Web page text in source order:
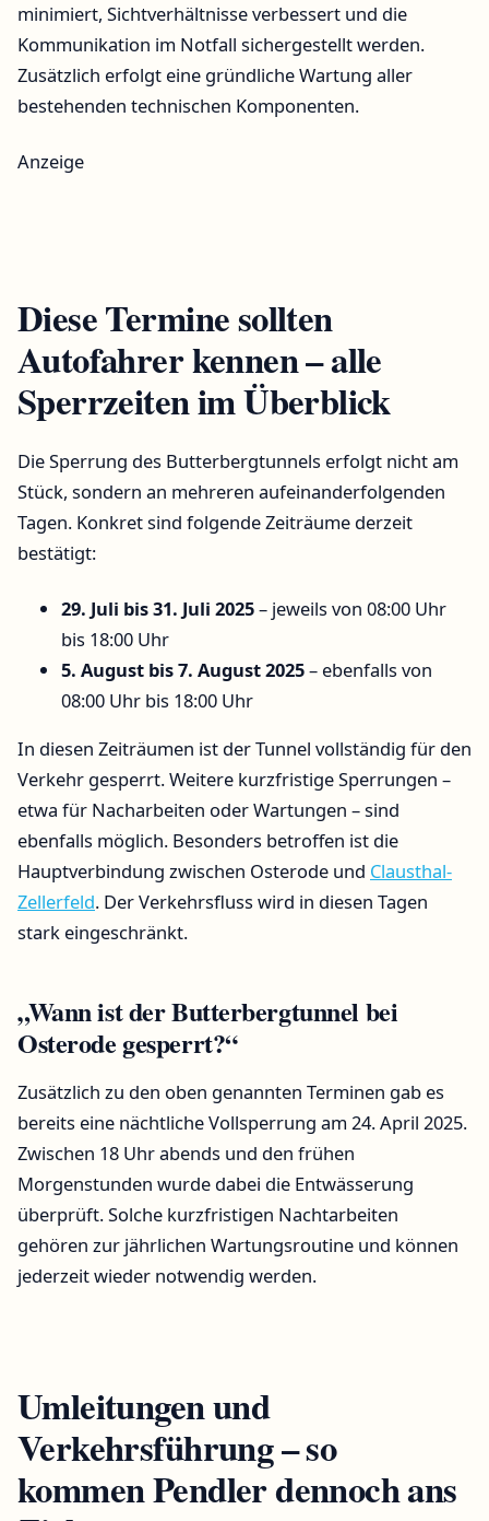
minimiert, Sichtverhältnisse verbessert und die
Kommunikation im Notfall sichergestellt werden.
Zusätzlich erfolgt eine gründliche Wartung aller
bestehenden technischen Komponenten.
Anzeige
Diese Termine sollten
Autofahrer kennen – alle
Sperrzeiten im Überblick
Die Sperrung des Butterbergtunnels erfolgt nicht am
Stück, sondern an mehreren aufeinanderfolgenden
Tagen. Konkret sind folgende Zeiträume derzeit
bestätigt:
29. Juli bis 31. Juli 2025– jeweils von 08:00 Uhr
bis 18:00 Uhr
5. August bis 7. August 2025– ebenfalls von
08:00 Uhr bis 18:00 Uhr
In diesen Zeiträumen ist der Tunnel vollständig für den
Verkehr gesperrt. Weitere kurzfristige Sperrungen –
etwa für Nacharbeiten oder Wartungen – sind
ebenfalls möglich. Besonders betroffen ist die
Hauptverbindung zwischen Osterode und Clausthal-
Zellerfeld. Der Verkehrsfluss wird in diesen Tagen
stark eingeschränkt.
„Wann ist der Butterbergtunnel bei
Osterode gesperrt?“
Zusätzlich zu den oben genannten Terminen gab es
bereits eine nächtliche Vollsperrung am 24. April 2025.
Zwischen 18 Uhr abends und den frühen
Morgenstunden wurde dabei die Entwässerung
überprüft. Solche kurzfristigen Nachtarbeiten
gehören zur jährlichen Wartungsroutine und können
jederzeit wieder notwendig werden.
Umleitungen und
Verkehrsführung – so
kommen Pendler dennoch ans